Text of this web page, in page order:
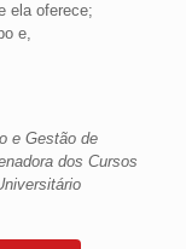
ela oferece;
e,
e Gestão de
dos Cursos